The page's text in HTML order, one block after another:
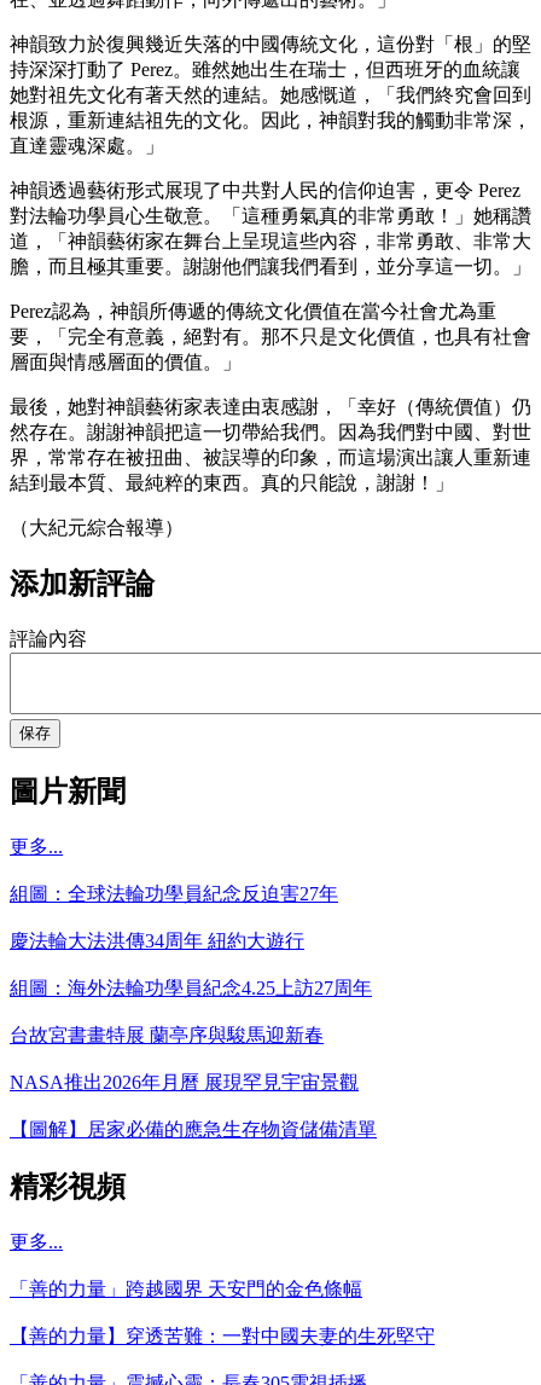
神韻致力於復興幾近失落的中國傳統文化，這份對「根」的堅
持深深打動了 Perez。雖然她出生在瑞士，但西班牙的血統讓
她對祖先文化有著天然的連結。她感慨道，「我們終究會回到
根源，重新連結祖先的文化。因此，神韻對我的觸動非常深，
直達靈魂深處。」
神韻透過藝術形式展現了中共對人民的信仰迫害，更令 Perez
對法輪功學員心生敬意。「這種勇氣真的非常勇敢！」她稱讚
道，「神韻藝術家在舞台上呈現這些內容，非常勇敢、非常大
膽，而且極其重要。謝謝他們讓我們看到，並分享這一切。」
Perez認為，神韻所傳遞的傳統文化價值在當今社會尤為重
要，「完全有意義，絕對有。那不只是文化價值，也具有社會
層面與情感層面的價值。」
最後，她對神韻藝術家表達由衷感謝，「幸好（傳統價值）仍
然存在。謝謝神韻把這一切帶給我們。因為我們對中國、對世
界，常常存在被扭曲、被誤導的印象，而這場演出讓人重新連
結到最本質、最純粹的東西。真的只能說，謝謝！」
（大紀元綜合報導）
添加新評論
評論內容
保存
圖片新聞
更多...
組圖：全球法輪功學員紀念反迫害27年
慶法輪大法洪傳34周年 紐約大遊行
組圖：海外法輪功學員紀念4.25上訪27周年
台故宮書畫特展 蘭亭序與駿馬迎新春
NASA推出2026年月曆 展現罕見宇宙景觀
【圖解】居家必備的應急生存物資儲備清單
精彩視頻
更多...
「善的力量」跨越國界 天安門的金色條幅
【善的力量】穿透苦難：一對中國夫妻的生死堅守